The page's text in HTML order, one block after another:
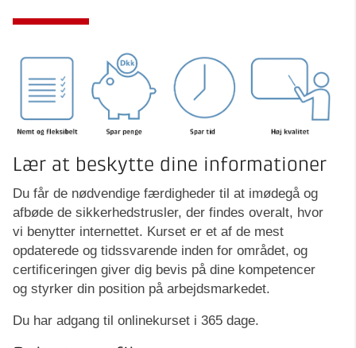
Lær at beskytte dine informationer
Du får de nødvendige færdigheder til at imødegå og
afbøde de sikkerhedstrusler, der findes overalt, hvor
vi benytter internettet. Kurset er et af de mest
opdaterede og tidssvarende inden for området, og
certificeringen giver dig bevis på dine kompetencer
og styrker din position på arbejdsmarkedet.
Du har adgang til onlinekurset i 365 dage.